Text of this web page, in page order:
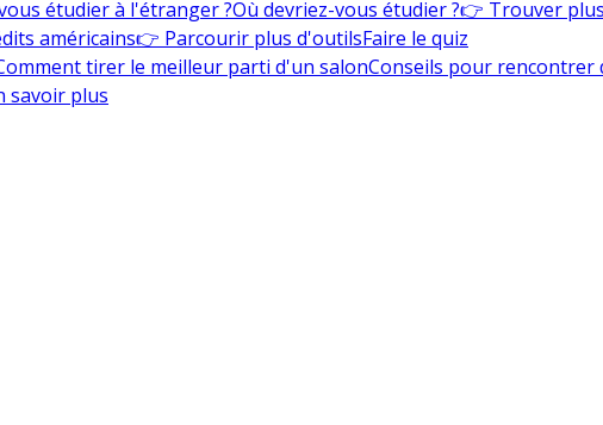
étudier à l'étranger ?Où devriez-vous étudier ?👉 Trouver
américains👉 Parcourir plus d'outilsFaire le quiz
tirer le meilleur parti d'un salonConseils pour rencontrer
savoir plus